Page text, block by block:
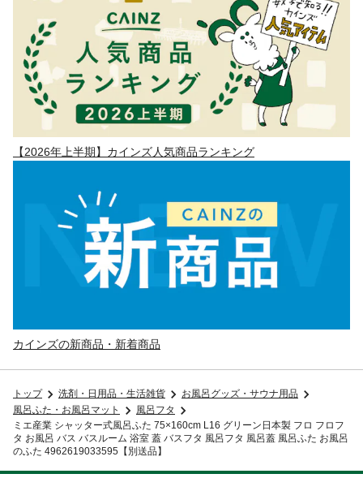
【2026年上半期】カインズ人気商品ランキング
カインズの新商品・新着商品
トップ 洗剤・日用品・生活雑貨
お風呂グッズ・サウナ用品
風呂ふた・お風呂マット
風呂フタ
ミエ産業 シャッター式風呂ふた 75×160cm L16 グリーン日本製 フロ フロフ
タ お風呂 バス バスルーム 浴室 蓋 バスフタ 風呂フタ 風呂蓋 風呂ふた お風呂
のふた 4962619033595【別送品】